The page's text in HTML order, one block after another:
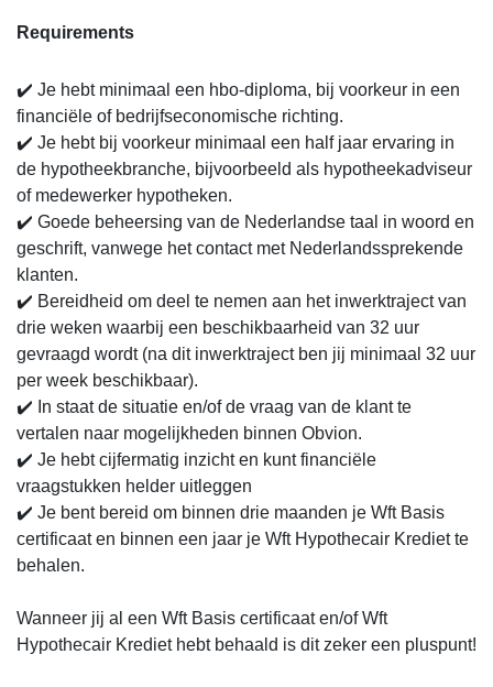
Requirements
✔️ Je hebt minimaal een hbo-diploma, bij voorkeur in een
financiële of bedrijfseconomische richting.
✔️ Je hebt bij voorkeur minimaal een half jaar ervaring in
de hypotheekbranche, bijvoorbeeld als hypotheekadviseur
of medewerker hypotheken.
✔️ Goede beheersing van de Nederlandse taal in woord en
geschrift, vanwege het contact met Nederlandssprekende
klanten.
✔️ Bereidheid om deel te nemen aan het inwerktraject van
drie weken waarbij een beschikbaarheid van 32 uur
gevraagd wordt (na dit inwerktraject ben jij minimaal 32 uur
per week beschikbaar).
✔️ In staat de situatie en/of de vraag van de klant te
vertalen naar mogelijkheden binnen Obvion.
✔️ Je hebt cijfermatig inzicht en kunt financiële
vraagstukken helder uitleggen
✔️ Je bent bereid om binnen drie maanden je Wft Basis
certificaat en binnen een jaar je Wft Hypothecair Krediet te
behalen.
Wanneer jij al een Wft Basis certificaat en/of Wft
Hypothecair Krediet hebt behaald is dit zeker een pluspunt!